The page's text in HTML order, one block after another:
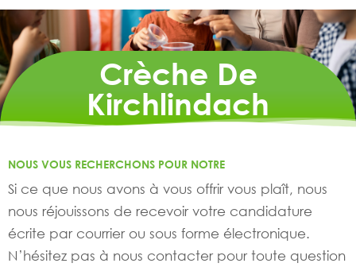
Crèche De
Kirchlindach
NOUS VOUS RECHERCHONS POUR NOTRE
Si ce que nous avons à vous offrir vous plaît, nous
nous réjouissons de recevoir votre candidature
écrite par courrier ou sous forme électronique.
N’hésitez pas à nous contacter pour toute question